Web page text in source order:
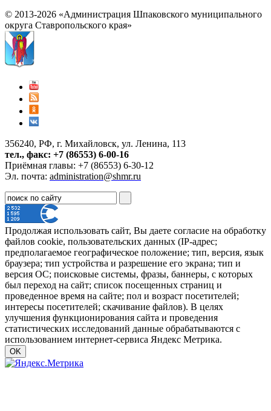
© 2013-2026 «Администрация Шпаковского муниципального
округа Ставропольского края»
356240, РФ, г. Михайловск, ул. Ленина, 113
тел., факс: +7 (86553) 6-00-16
Приёмная главы: +7 (86553) 6-30-12
Эл. почта: administration@shmr.ru
Продолжая использовать сайт, Вы даете согласие на обработку
файлов cookie, пользовательских данных (IP-адрес;
предполагаемое географическое положение; тип, версия, язык
браузера; тип устройства и разрешение его экрана; тип и
версия ОС; поисковые системы, фразы, баннеры, с которых
был переход на сайт; список посещенных страниц и
проведенное время на сайте; пол и возраст посетителей;
интересы посетителей; скачивание файлов). В целях
улучшения функционирования сайта и проведения
статистических исследований данные обрабатываются с
использованием интернет-сервиса Яндекс Метрика.
OK